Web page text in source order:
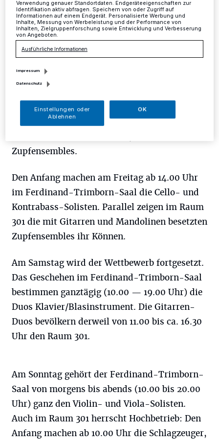
Nach monatelanger Vorbereitung werden die
Jugendlichen im Alter von 7 bis 20 Jahren dort
ihr musikalisches Können unter Beweis
Jahr die Streichinstrumente (Violine, Viola,
Percussion und Mallets zum Zuge.
Ensemblewertungen gibt es in den Kategorien
Zupfensembles.
Den Anfang machen am Freitag ab 14.00 Uhr
im Ferdinand-Trimborn-Saal die Cello- und
Kontrabass-Solisten. Parallel zeigen im Raum
301 die mit Gitarren und Mandolinen besetzten
Zupfensembles ihr Können.
Am Samstag wird der Wettbewerb fortgesetzt.
Das Geschehen im Ferdinand-Trimborn-Saal
bestimmen ganztägig (10.00 — 19.00 Uhr) die
Duos Klavier/Blasinstrument. Die Gitarren-
Duos bevölkern derweil von 11.00 bis ca. 16.30
Uhr den Raum 301.
Am Sonntag gehört der Ferdinand-Trimborn-
Saal von morgens bis abends (10.00 bis 20.00
Uhr) ganz den Violin- und Viola-Solisten.
Auch im Raum 301 herrscht Hochbetrieb: Den
Anfang machen ab 10.00 Uhr die Schlagzeuger,
Verwendung genauer Standortdaten. Endgeräteeigenschaften zur
Identifikation aktiv abfragen. Speichern von oder Zugriff auf
Informationen auf einem Endgerät. Personalisierte Werbung und
Inhalte, Messung von Werbeleistung und der Performance von
Inhalten, Zielgruppenforschung sowie Entwicklung und Verbesserung
von Angeboten.
Ausführliche Informationen
Impressum
Datenschutz
Einstellungen oder
Ablehnen
OK